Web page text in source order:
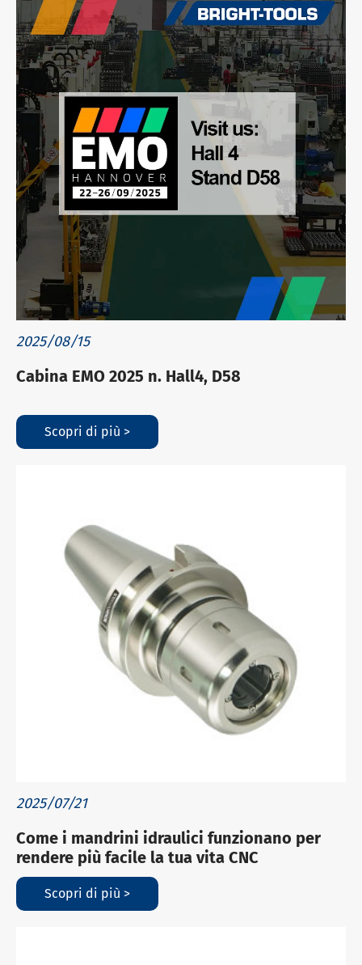
2025/08/15
Cabina EMO 2025 n. Hall4, D58
Scopri di più >
2025/07/21
Come i mandrini idraulici funzionano per
rendere più facile la tua vita CNC
Scopri di più >